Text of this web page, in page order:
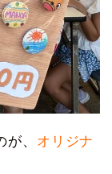
、 オリジナ